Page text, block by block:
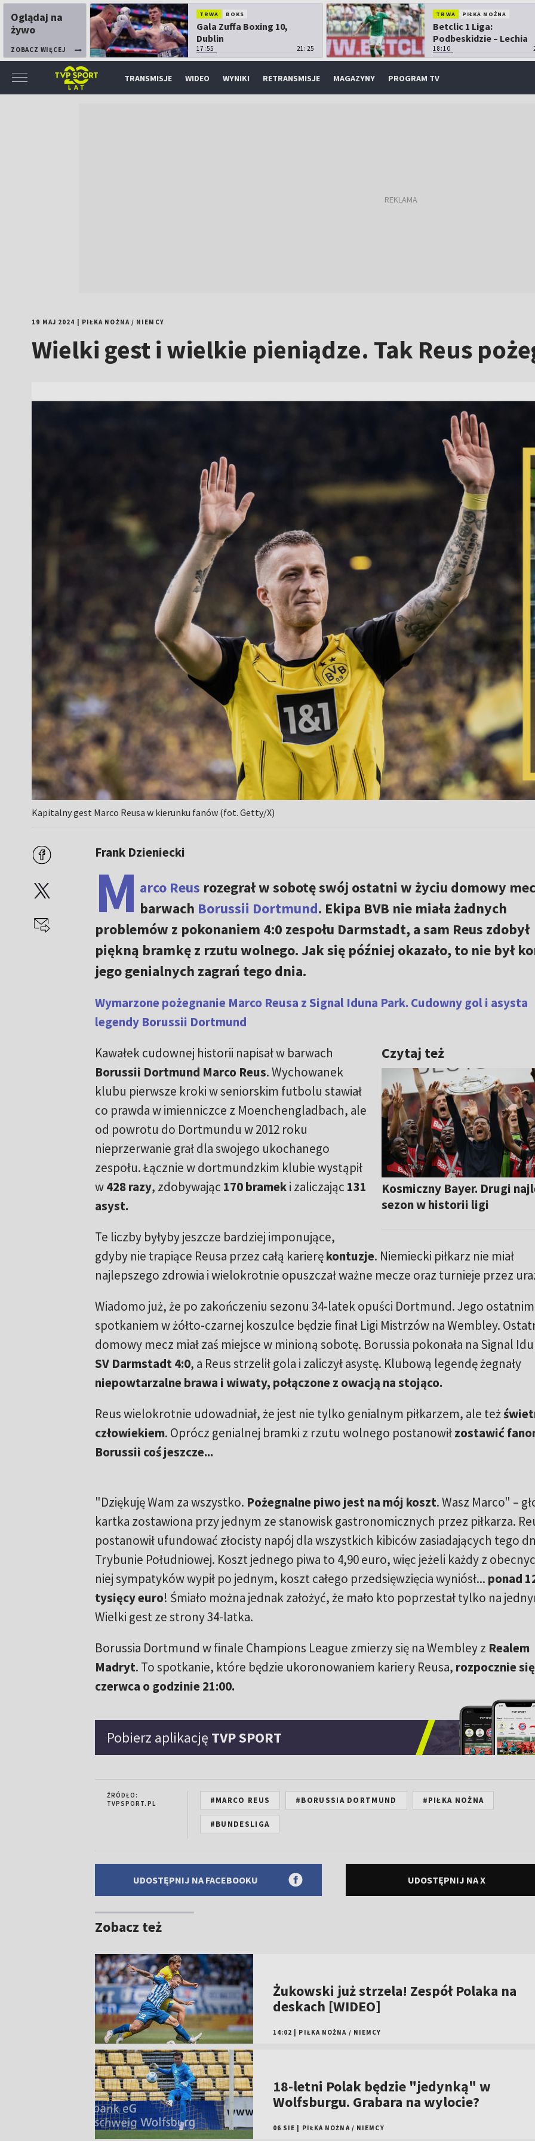
Oglądaj na
żywo
ZOBACZ WIĘCEJ
TRWA BOKS
Gala Zuffa Boxing 10,
Dublin
17:55 21:25
TRWA PIŁKA NOŻNA
Betclic 1 Liga:
Podbeskidzie – Lechia
Gdańsk
18:10
TRANSMISJE WIDEO WYNIKI RETRANSMISJE MAGAZYNY PROGRAM TV
19 MAJ 2024 PIŁKA NOŻNA/ NIEMCY
Wielki gest i wielkie pieniądze. Tak Reus
Kapitalny gest Marco Reusa w kierunku fanów (fot. Getty/X)
Frank Dzieniecki
M arco Reus rozegrał w sobotę swój ostatni w życiu domowy
barwach Borussii Dortmund. Ekipa BVB nie miała żadnych
problemów z pokonaniem 4:0 zespołu Darmstadt, a sam Reus zdobył
piękną bramkę z rzutu wolnego. Jak się później okazało, to nie był
jego genialnych zagrań tego dnia.
Wymarzone pożegnanie Marco Reusa z Signal Iduna Park. Cudowny gol i asysta
legendy Borussii Dortmund
Czytaj też
Kosmiczny Bayer. Drugi
sezon w historii ligi
Kawałek cudownej historii napisał w barwach
Borussii Dortmund Marco Reus. Wychowanek
klubu pierwsze kroki w seniorskim futbolu stawiał
co prawda w imienniczce z Moenchengladbach, ale
od powrotu do Dortmundu w 2012 roku
nieprzerwanie grał dla swojego ukochanego
zespołu. Łącznie w dortmundzkim klubie wystąpił
w428 razy, zdobywając 170 brameki zaliczając 131
asyst.
Te liczby byłyby jeszcze bardziej imponujące,
gdyby nie trapiące Reusa przez całą karierękontuzje. Niemiecki piłkarz nie miał
najlepszego zdrowia i wielokrotnie opuszczał ważne mecze oraz turnieje przez
Wiadomo już, że po zakończeniu sezonu 34-latek opuści Dortmund. Jego ostatnim
spotkaniem w żółto-czarnej koszulce będzie finał Ligi Mistrzów na Wembley.
domowy mecz miał zaś miejsce w minioną sobotę. Borussia pokonała na Signal
SV Darmstadt 4:0, a Reus strzelił gola i zaliczył asystę. Klubową legendę żegnały
niepowtarzalne brawa i wiwaty, połączone z owacją na stojąco.
Reus wielokrotnie udowadniał, że jest nie tylko genialnym piłkarzem, ale też
człowiekiem. Oprócz genialnej bramki z rzutu wolnego postanowiłzostawić
Borussii coś jeszcze...
"Dziękuję Wam za wszystko. Pożegnalne piwo jest na mój koszt. Wasz Marco" –
kartka zostawiona przy jednym ze stanowisk gastronomicznych przez piłkarza.
postanowił ufundować złocisty napój dla wszystkich kibiców zasiadających tego
Trybunie Południowej. Koszt jednego piwa to 4,90 euro, więc jeżeli każdy z
niej sympatyków wypił po jednym, koszt całego przedsięwzięcia wyniósł... ponad
tysięcy euro! Śmiało można jednak założyć, że mało kto poprzestał tylko na
Wielki gest ze strony 34-latka.
Borussia Dortmund w finale Champions League zmierzy się na Wembley z Realem
Madryt. To spotkanie, które będzie ukoronowaniem kariery Reusa, rozpocznie
czerwca o godzinie 21:00.
Pobierz aplikację TVP SPORT
ŹRÓDŁO:
TVPSPORT.PL
#MARCO REUS #BORUSSIA DORTMUND #PIŁKA NOŻNA
#BUNDESLIGA
UDOSTĘPNIJ NA FACEBOOKU UDOSTĘPNIJ NA X
Zobacz też
Żukowski już strzela! Zespół Polaka na
deskach [WIDEO]
14:02 PIŁKA NOŻNA / NIEMCY
18-letni Polak będzie "jedynką" w
Wolfsburgu. Grabara na wylocie?
06 SIE PIŁKA NOŻNA / NIEMCY